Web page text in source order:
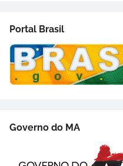
Portal Brasil
Governo do MA